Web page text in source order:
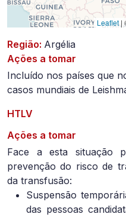
Leaflet |
Região: Argélia
Ações a tomar
Incluído nos países que
casos mundiais de
HTLV
Ações a tomar
Face a esta situação
prevenção do risco de
da transfusão:
Suspensão
das pessoas